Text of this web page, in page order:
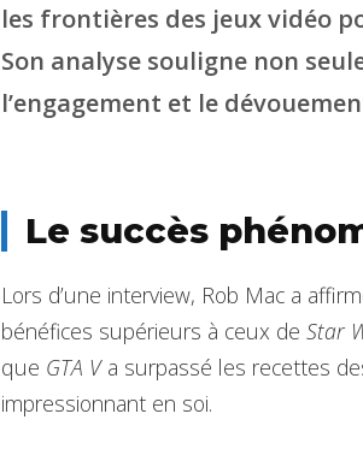
les frontières des jeux vidéo
Son analyse souligne non
l’engagement et le
Le succès
Lors d’une interview, Rob Mac a
bénéfices supérieurs à ceux de Star
que GTA Va surpassé les recettes
impressionnant en soi.